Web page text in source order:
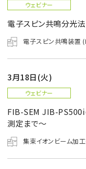
ウェビナー
電子スピン共鳴分光
電子スピン共鳴装置
3月18日(火)
ウェビナー
FIB-SEM JIB-
測定まで～
集束イオンビーム加